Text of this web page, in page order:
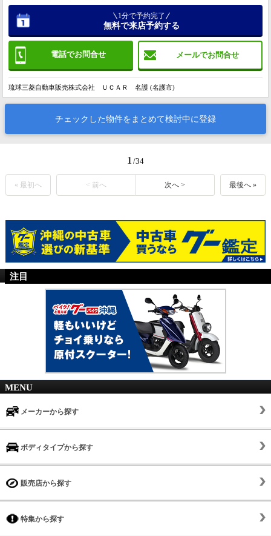
電話でお問合せ メールでお問合せ
1分で予約完了
無料で来店予約する
琉球三菱自動車販売株式会社 ＵＣＡＲ 名護 (名護市)
チェックした物件をまとめて検討中に登録
1 /34
« 最初へ < 前へ 次へ > 最後へ »
注目
MENU
メーカーから探す
ボディタイプから探す
販売店から探す
特集から探す